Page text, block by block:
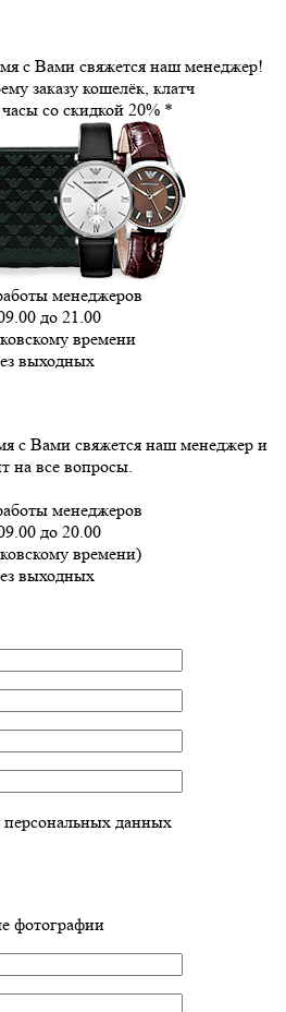
с Вами свяжется наш менеджер!
заказу кошелёк, клатч
со скидкой 20% *
менеджеров
до 21.00
времени
выходных
с Вами свяжется наш менеджер и
на все вопросы.
менеджеров
до 20.00
времени)
выходных
персональных данных
фотографии